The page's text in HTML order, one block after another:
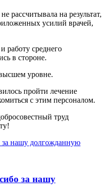
рассчитывала на результат,
усилий врачей,
работу среднего
в стороне.
уровне.
пройти лечение
с этим персоналом.
труд
за нашу